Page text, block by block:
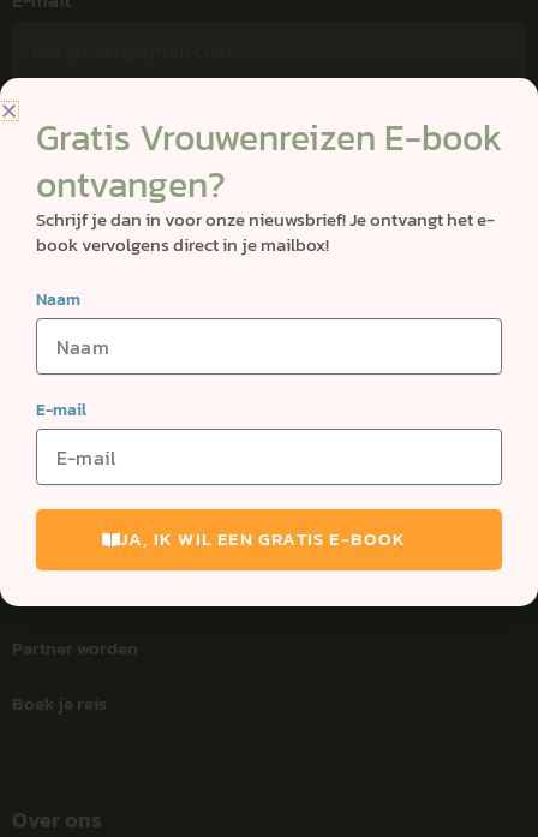
Bericht
VERSTUUR
Over ons
Home
Partner worden
Boek je reis
Over ons
Gratis Vrouwenreizen E-book
ontvangen?
Schrijf je dan in voor onze nieuwsbrief! Je ontvangt het e-
book vervolgens direct in je mailbox!
Naam
E-mail
JA, IK WIL EEN GRATIS E-BOOK